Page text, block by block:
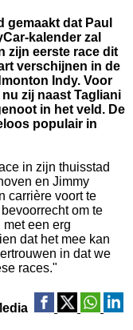
gemaakt dat Paul
kalender zal
zijn eerste race dit
verschijnen in de
Indy. Voor
zij naast Tagliani
in het veld. De
populair in
in zijn thuisstad
en Jimmy
carrière voort te
om te
een erg
dat het mee kan
in dat we
races."